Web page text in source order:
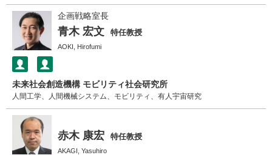
企画戦略室長
青木 宏文 特任教授
AOKI, Hirofumi
未来社会創造機構 モビリティ社会研究所
人間工学、人間機械システム、モビリティ、有人宇宙研究
赤木 康宏 特任教授
AKAGI, Yasuhiro